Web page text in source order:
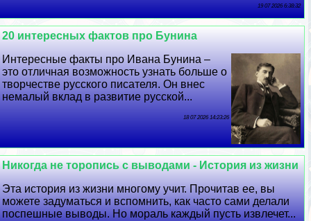
19 07 2026 6:38:32
20 интересных фактов про Бунина
Интересные факты про Ивана Бунина –
это отличная возможность узнать больше о
творчестве русского писателя. Он внес
немалый вклад в развитие русской...
18 07 2026 14:23:26
Никогда не торопись с выводами - История из жизни
Эта история из жизни многому учит. Прочитав ее, вы
можете задуматься и вспомнить, как часто сами делали
поспешные выводы. Но мораль каждый пусть извлечет...